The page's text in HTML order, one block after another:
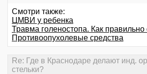
Смотри также:
ЦМВИ у ребенка
Травма голеностопа. Как правильно
Противоопухолевые средства
Re: Где в Краснодаре делают инд.
стельки?